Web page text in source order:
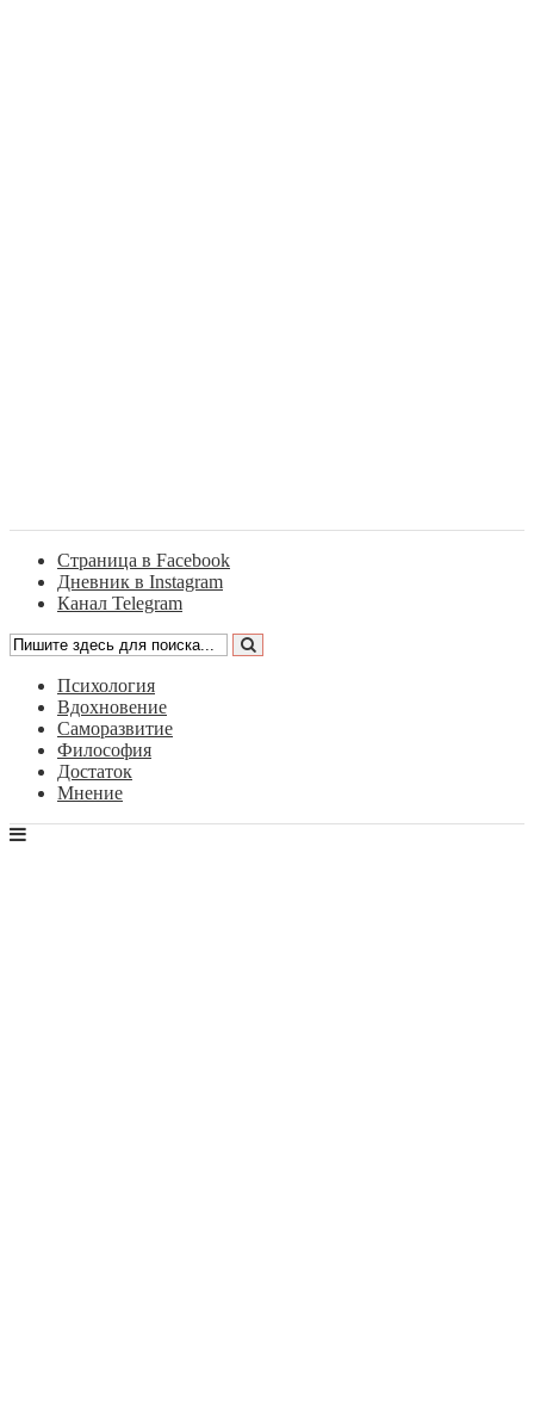
Страница в Facebook
Дневник в Instagram
Канал Telegram
Психология
Вдохновение
Саморазвитие
Философия
Достаток
Мнение